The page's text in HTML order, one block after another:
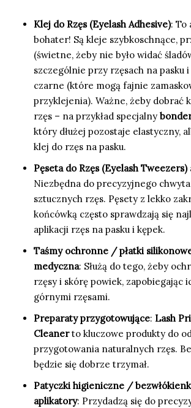
Klej do Rzęs (Eyelash Adhesive): To
bohater! Są kleje szybkoschnące,
(świetne, żeby nie było widać
szczególnie przy rzęsach na pasku
czarne (które mogą fajnie
przyklejenia). Ważne, żeby dobrać
rzęs – na przykład specjalny
który dłużej pozostaje elastyczny,
klej do rzęs na pasku.
Pęseta do Rzęs (Eyelash Tweezers)
Niezbędna do precyzyjnego
sztucznych rzęs. Pęsety z lekko
końcówką często sprawdzają się
aplikacji rzęs na pasku i kępek.
Taśmy ochronne / płatki
medyczna: Służą do tego, żeby
rzęsy i skórę powiek, zapobiegając
górnymi rzęsami.
Preparaty przygotowujące: Lash
Cleanerto kluczowe produkty do
przygotowania naturalnych rzęs.
będzie się dobrze trzymał.
Patyczki higieniczne /
aplikatory: Przydadzą się do